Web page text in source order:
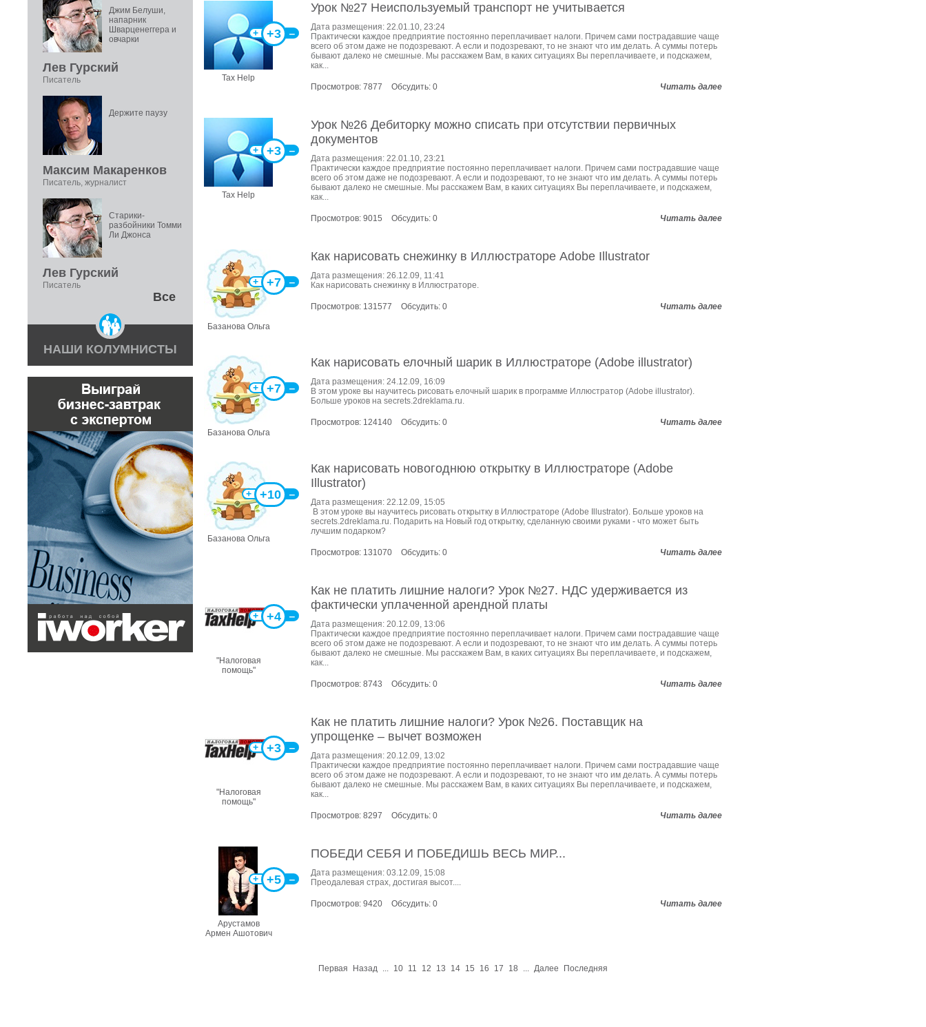
Tax Help
+3
+ ‒
Урок №27 Неиспользуемый транспорт не учитывается
Дата размещения: 22.01.10, 23:24
Практически каждое предприятие постоянно переплачивает налоги. Причем сами пострадавшие чаще
всего об этом даже не подозревают. А если и подозревают, то не знают что им делать. А суммы потерь
бывают далеко не смешные. Мы расскажем Вам, в каких ситуациях Вы переплачиваете, и подскажем,
как...
Просмотров: 7877 Обсудить: 0 Читать далее
Tax Help
+3
+ ‒
Урок №26 Дебиторку можно списать при отсутствии первичных
документов
Дата размещения: 22.01.10, 23:21
Практически каждое предприятие постоянно переплачивает налоги. Причем сами пострадавшие чаще
всего об этом даже не подозревают. А если и подозревают, то не знают что им делать. А суммы потерь
бывают далеко не смешные. Мы расскажем Вам, в каких ситуациях Вы переплачиваете, и подскажем,
как...
Просмотров: 9015 Обсудить: 0 Читать далее
Базанова Ольга
+7
+ ‒
Как нарисовать снежинку в Иллюстраторе Adobe Illustrator
Дата размещения: 26.12.09, 11:41
Как нарисовать снежинку в Иллюстраторе.
Просмотров: 131577 Обсудить: 0 Читать далее
Базанова Ольга
+7
+ ‒
Как нарисовать елочный шарик в Иллюстраторе (Adobe illustrator)
Дата размещения: 24.12.09, 16:09
В этом уроке вы научитесь рисовать елочный шарик в программе Иллюстратор (Adobe illustrator).
Больше уроков на secrets.2dreklama.ru.
Просмотров: 124140 Обсудить: 0 Читать далее
Базанова Ольга
+10
+ ‒
Как нарисовать новогоднюю открытку в Иллюстраторе (Adobe
Illustrator)
Дата размещения: 22.12.09, 15:05
В этом уроке вы научитесь рисовать открытку в Иллюстраторе (Adobe Illustrator). Больше уроков на
secrets.2dreklama.ru. Подарить на Новый год открытку, сделанную своими руками - что может быть
лучшим подарком?
Просмотров: 131070 Обсудить: 0 Читать далее
"Налоговая
помощь"
+4
+ ‒
Как не платить лишние налоги? Урок №27. НДС удерживается из
фактически уплаченной арендной платы
Дата размещения: 20.12.09, 13:06
Практически каждое предприятие постоянно переплачивает налоги. Причем сами пострадавшие чаще
всего об этом даже не подозревают. А если и подозревают, то не знают что им делать. А суммы потерь
бывают далеко не смешные. Мы расскажем Вам, в каких ситуациях Вы переплачиваете, и подскажем,
как...
Просмотров: 8743 Обсудить: 0 Читать далее
"Налоговая
помощь"
+3
+ ‒
Как не платить лишние налоги? Урок №26. Поставщик на
упрощенке – вычет возможен
Дата размещения: 20.12.09, 13:02
Практически каждое предприятие постоянно переплачивает налоги. Причем сами пострадавшие чаще
всего об этом даже не подозревают. А если и подозревают, то не знают что им делать. А суммы потерь
бывают далеко не смешные. Мы расскажем Вам, в каких ситуациях Вы переплачиваете, и подскажем,
как...
Просмотров: 8297 Обсудить: 0 Читать далее
Арустамов
Армен Ашотович
+5
+ ‒
ПОБЕДИ СЕБЯ И ПОБЕДИШЬ ВЕСЬ МИР...
Дата размещения: 03.12.09, 15:08
Преодалевая страх, достигая высот....
Просмотров: 9420 Обсудить: 0 Читать далее
Первая Назад ... 10 11 12 13 14 15 16 17 18 ... Далее Последняя
Джим Белуши,
напарник
Шварценеггера и
овчарки
Лев Гурский
Писатель
Держите паузу
Максим Макаренков
Писатель, журналист
Старики-
разбойники Томми
Ли Джонса
Лев Гурский
Писатель
Все
НАШИ КОЛУМНИСТЫ